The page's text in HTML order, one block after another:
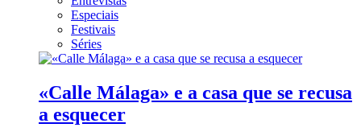
Especiais
Festivais
Séries
«Calle Málaga» e a casa que se recusa
a esquecer